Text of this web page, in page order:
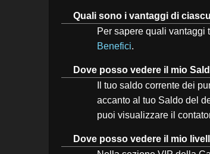
Quali sono i vantaggi di
Per sapere quali vantaggi
Benefici.
Dove posso vedere il mio
Il tuo saldo corrente dei
accanto al tuo Saldo del
puoi visualizzare il
Dove posso vedere il mio